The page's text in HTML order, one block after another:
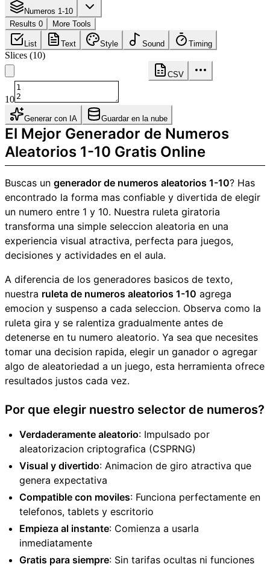
Numeros 1-10
Results 0
More Tools
List Text Style Sound Timing
Slices (10)
CSV
10
Generar con IA Guardar en la nube
El Mejor Generador de Numeros
Aleatorios 1-10 Gratis Online
Buscas un generador de numeros aleatorios 1-10? Has
encontrado la forma mas confiable y divertida de elegir
un numero entre 1 y 10. Nuestra ruleta giratoria
transforma una simple seleccion aleatoria en una
experiencia visual atractiva, perfecta para juegos,
decisiones y actividades en el aula.
A diferencia de los generadores basicos de texto,
nuestra ruleta de numeros aleatorios 1-10 agrega
emocion y suspenso a cada seleccion. Observa como la
ruleta gira y se ralentiza gradualmente antes de
detenerse en tu numero aleatorio. Ya sea que necesites
tomar una decision rapida, elegir un ganador o agregar
algo de aleatoriedad a un juego, esta herramienta ofrece
resultados justos cada vez.
Por que elegir nuestro selector de numeros?
Verdaderamente aleatorio: Impulsado por
aleatorizacion criptografica (CSPRNG)
Visual y divertido: Animacion de giro atractiva que
genera expectativa
Compatible con moviles: Funciona perfectamente en
telefonos, tablets y escritorio
Empieza al instante: Comienza a usarla
inmediatamente
Gratis para siempre: Sin tarifas ocultas ni funciones